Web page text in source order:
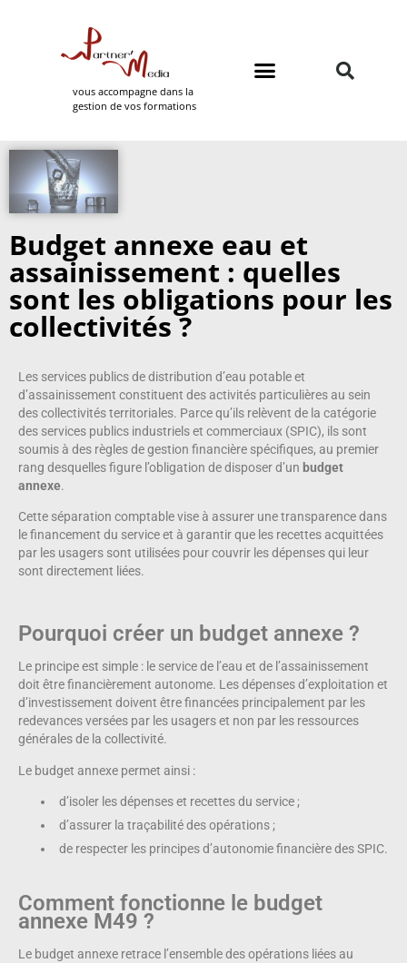
vous accompagne dans la
gestion de vos formations
Budget annexe eau et
assainissement : quelles
sont les obligations pour les
collectivités ?
Les services publics de distribution d’eau potable et
d’assainissement constituent des activités particulières au sein
des collectivités territoriales. Parce qu’ils relèvent de la catégorie
des services publics industriels et commerciaux (SPIC), ils sont
soumis à des règles de gestion financière spécifiques, au premier
rang desquelles figure l’obligation de disposer d’un budget
annexe.
Cette séparation comptable vise à assurer une transparence dans
le financement du service et à garantir que les recettes acquittées
par les usagers sont utilisées pour couvrir les dépenses qui leur
sont directement liées.
Pourquoi créer un budget annexe ?
Le principe est simple : le service de l’eau et de l’assainissement
doit être financièrement autonome. Les dépenses d’exploitation et
d’investissement doivent être financées principalement par les
redevances versées par les usagers et non par les ressources
générales de la collectivité.
Le budget annexe permet ainsi :
d’isoler les dépenses et recettes du service ;
d’assurer la traçabilité des opérations ;
de respecter les principes d’autonomie financière des SPIC.
Comment fonctionne le budget
annexe M49 ?
Le budget annexe retrace l’ensemble des opérations liées au